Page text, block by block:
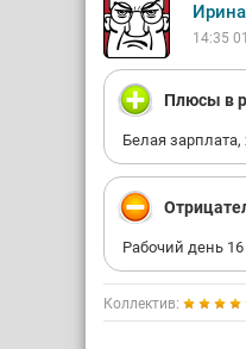
Ирина
14:35
Плюсы в
Белая
Рабочий день
Коллектив: